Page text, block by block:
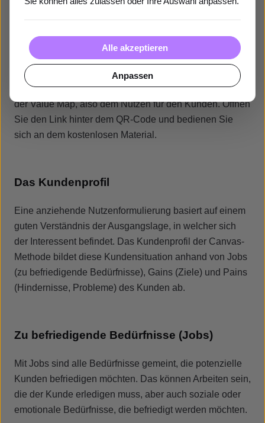
canvas
Die Value Proposition besteht aus zwei Elementen:
einerseits aus dem Kundenprofil und andererseits aus
der Value Map, also dem Nutzen für den Kunden. Öffnen
Sie den Link hinter dem QR-Code und bedienen Sie
sich an dem kostenlosen Material.
Das Kundenprofil
Eine anziehende Nutzenformulierung basiert auf einem
guten Verständnis der Ausgangslage, in welcher sich
der Interessent befindet. Das Kundenprofil der Canvas-
Methode bildet diese Kundensituation anhand von Jobs
(zu befriedigende Bedürfnisse), Gains (Ziele) und Pains
(Hindernisse, Probleme) des Kunden ab.
Zu befriedigende Bedürfnisse (Jobs)
Mit Jobs sind alle Bedürfnisse gemeint, die potenzielle
Kunden befriedigen möchten. Das können Arbeiten sein,
die der Kunde erledigen muss, aber auch soziale oder
emotionale Bedürfnisse, die befriedigt werden möchten.
Anpassen
Alle akzeptieren